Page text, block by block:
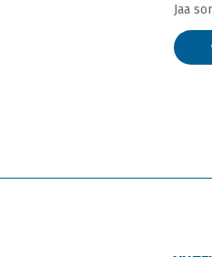
Jaa